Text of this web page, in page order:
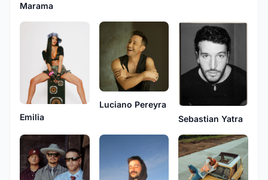
Marama
Emilia
Luciano Pereyra
Sebastian Yatra